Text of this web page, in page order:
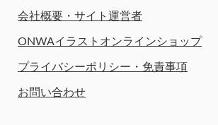
会社概要・サイト運営者
ONWAイラストオンラインショップ
プライバシーポリシー・免責事項
お問い合わせ